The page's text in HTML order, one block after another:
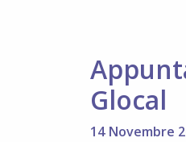
Glocal
14 Novembre